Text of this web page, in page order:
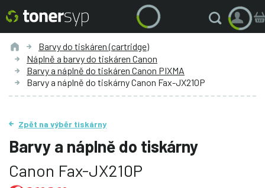
Barvy do tiskáren (cartridge)
Náplně a barvy do tiskáren Canon
Barvy a náplně do tiskáren Canon PIXMA
Barvy a náplně do tiskárny Canon Fax-JX210P
Zpět na výběr tiskárny
Barvy a náplně do tiskárny
Canon Fax-JX210P